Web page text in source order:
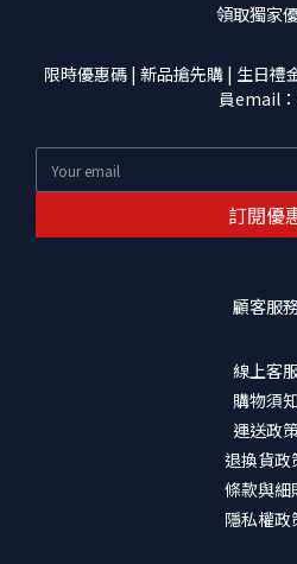
領取獨家
限時優惠碼 | 新品搶先購 | 生日禮
員email：
訂閱優
顧客服
線上客
購物須
運送政
退換貨政
條款與細
隱私權政